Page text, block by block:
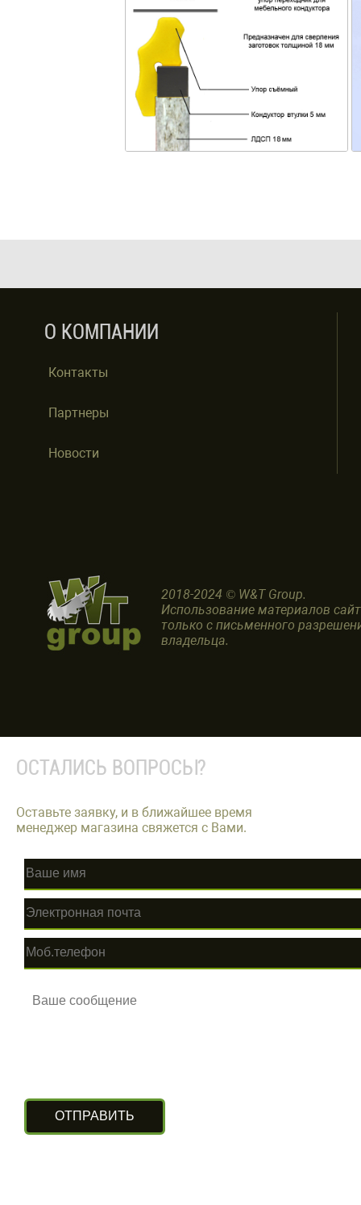
О КОМПАНИИ
Контакты
Партнеры
Новости
2018-2024 © W&T Group.
Использование материалов
только с письменного
владельца.
ОСТАЛИСЬ ВОПРОСЫ?
Оставьте заявку, и в ближайшее время
менеджер магазина свяжется с Вами.